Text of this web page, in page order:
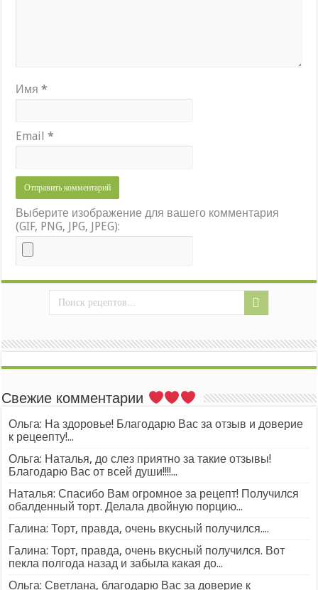
Имя*
Email*
Выберите изображение для вашего комментария
(GIF, PNG, JPG, JPEG):
Свежие комментарии
Ольга: На здоровье! Благодарю Вас за отзыв и доверие
к рецеепту!...
Ольга: Наталья, до слез приятно за такие отзывы!
Благодарю Вас от всей души!!!!...
Наталья: Спасибо Вам огромное за рецепт! Получился
обалденный торт. Делала двойную порцию...
Галина: Торт, правда, очень вкусный получился....
Галина: Торт, правда, очень вкусный получился. Вот
пекла полгода назад и забыла какая до...
Ольга: Светлана, благодарю Вас за доверие к